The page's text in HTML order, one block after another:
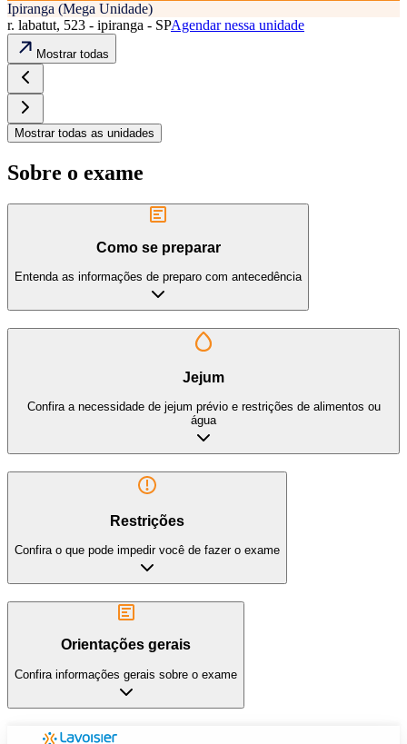
Ipiranga (Mega Unidade)
r. labatut, 523 - ipiranga - SPAgendar nessa unidade
Mostrar todas
Mostrar todas as unidades
Sobre o exame
Como se preparar
Entenda as informações de preparo com antecedência
Jejum
Confira a necessidade de jejum prévio e restrições de alimentos ou
água
Restrições
Confira o que pode impedir você de fazer o exame
Orientações gerais
Confira informações gerais sobre o exame